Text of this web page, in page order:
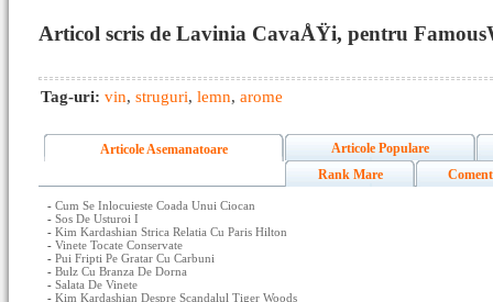
Articol scris de Lavinia CavaÅŸi, pentru
Tag-uri: vin, struguri, lemn, arome
Articole Asemanatoare
Articole Populare
Rank Mare
- Cum Se Inlocuieste Coada Unui Ciocan
- Sos De Usturoi I
- Kim Kardashian Strica Relatia Cu Paris Hilton
- Vinete Tocate Conservate
- Pui Fripti Pe Gratar Cu Carbuni
- Bulz Cu Branza De Dorna
- Salata De Vinete
- Kim Kardashian Despre Scandalul Tiger Woods